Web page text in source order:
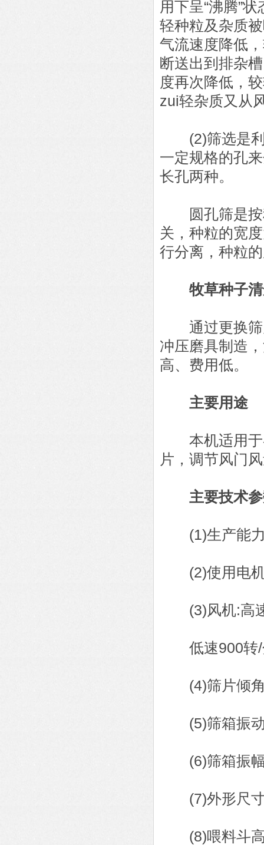
用下呈“沸腾”
轻种粒及杂质
气流速度降低
断送出到排杂
度再次降低，
zui轻杂质又从
(2)筛选是利
一定规格的孔
长孔两种。
圆孔筛是按
关，种粒的宽
行分离，种粒
牧草种子
通过更换筛
冲压磨具制造
高、费用低。
主要用途
本机适用于
片，调节风门
主要技术
(1)生产能力
(2)使用电机:
(3)风机:高速
低速900转/
(4)筛片倾角
(5)筛箱振动
(6)筛箱振幅
(7)外形尺寸:
(8)喂料斗高